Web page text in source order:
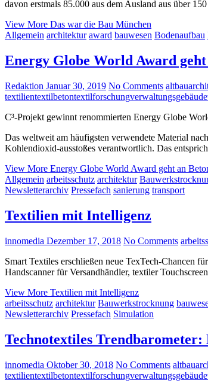
davon erstmals 85.000 aus dem Ausland aus über
View More Das war die Bau München
Allgemein architektur award bauwesen Bodenaufbau
Energy Globe World Award
Redaktion Januar 30, 2019 No Comments altbau
textilientextilbetontextilforschungverwaltungsgebäude
C³-Projekt gewinnt renommierten Energy Globe
Das weltweit am häufigsten verwendete Material
Kohlendioxid-ausstoßes verantwortlich. Das
View More Energy Globe World Award geht an
Allgemein arbeitsschutz architektur
Newsletterarchiv Pressefach sanierung transport
Textilien mit Intelligenz
innomedia Dezember 17, 2018 No Comments
Smart Textiles erschließen neue TexTech-Chancen
Handscanner für Versandhändler, textiler
View More Textilien mit Intelligenz
arbeitsschutz architektur Bauwerkstrocknung
Newsletterarchiv Pressefach Simulation
Technotextiles
innomedia Oktober 30, 2018 No Comments altbau
textilientextilbetontextilforschungverwaltungsgebäude